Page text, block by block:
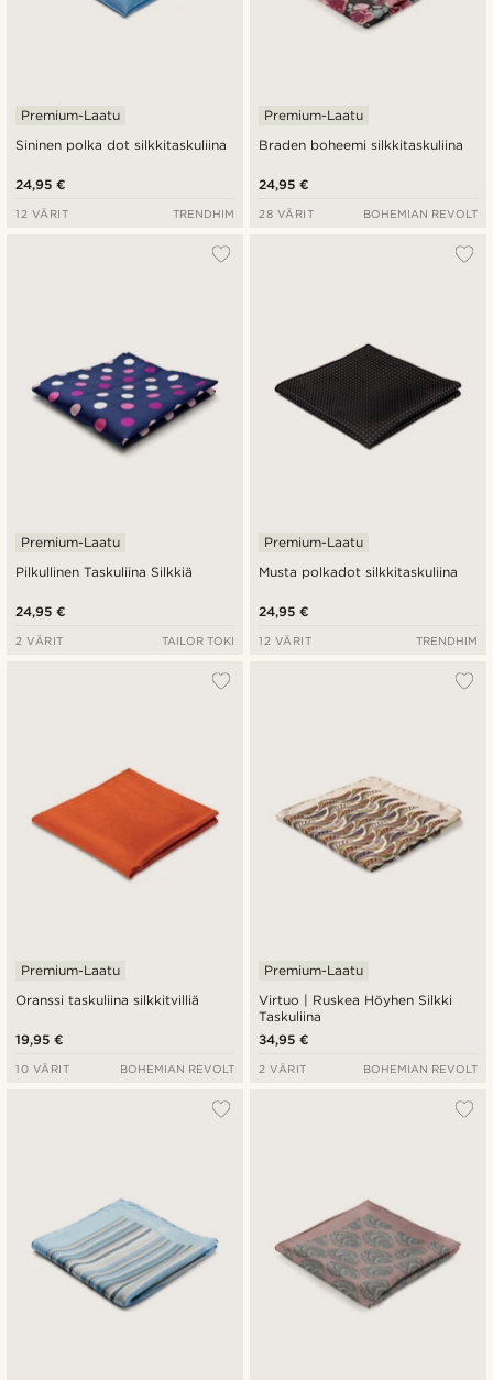
Sininen polka dot silkkitaskuliina
Premium-Laatu
24,95 €
12 VÄRIT TRENDHIM
Braden boheemi silkkitaskuliina
Premium-Laatu
24,95 €
28 VÄRIT BOHEMIAN REVOLT
Pilkullinen Taskuliina Silkkiä
Premium-Laatu
24,95 €
2 VÄRIT TAILOR TOKI
Musta polkadot silkkitaskuliina
Premium-Laatu
24,95 €
12 VÄRIT TRENDHIM
Oranssi taskuliina silkkitvilliä
Premium-Laatu
19,95 €
10 VÄRIT BOHEMIAN REVOLT
Virtuo | Ruskea Höyhen Silkki
Taskuliina
Premium-Laatu
34,95 €
2 VÄRIT BOHEMIAN REVOLT